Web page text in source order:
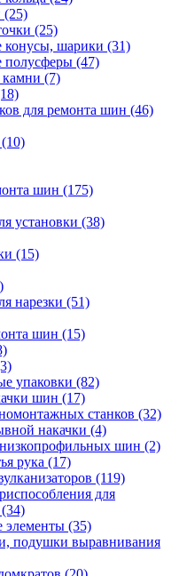
(25)
(25)
конусы, шарики (31)
полусферы (47)
(7)
для ремонта шин (46)
(10)
шин (175)
установки (38)
(15)
нарезки (51)
шин (15)
упаковки (82)
шин (17)
станков (32)
накачки (4)
низкопрофильных шин (2)
рука (17)
(119)
для
(34)
элементы (35)
подушки выравнивания